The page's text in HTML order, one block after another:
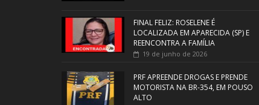
FINAL FELIZ: ROSELENE É
LOCALIZADA EM APARECIDA (SP) E
REENCONTRA A FAMÍLIA
19 de junho de 2026
PRF APREENDE DROGAS E PRENDE
MOTORISTA NA BR-354, EM POUSO
ALTO